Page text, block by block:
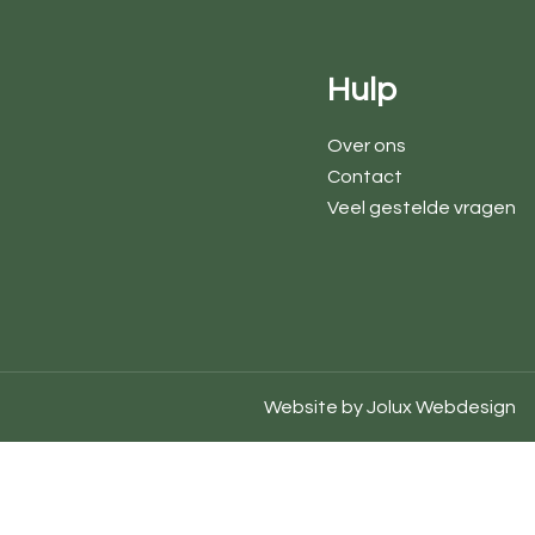
Hulp
Over ons
Contact
Veel gestelde vragen
Website byJolux Webdesign